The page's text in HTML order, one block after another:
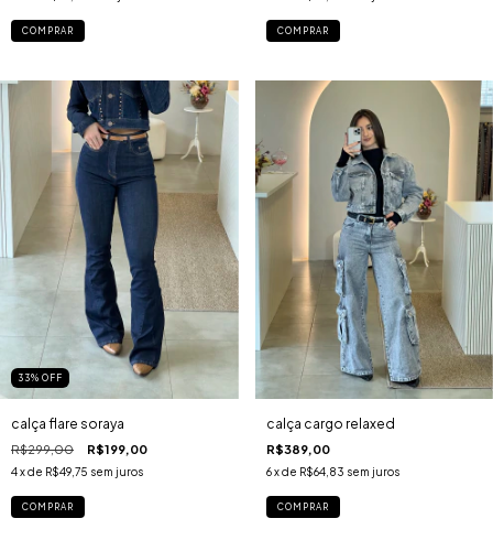
COMPRAR COMPRAR
33% OFF
calça flare soraya
R$299,00 R$199,00
4x de R$49,75 sem juros
COMPRAR
calça cargo relaxed
R$389,00
6 x de R$64,83 sem juros
COMPRAR